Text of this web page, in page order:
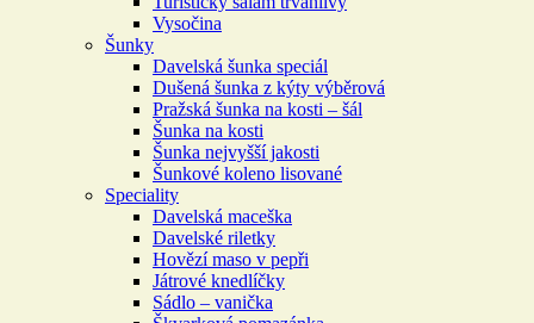
Vysočina
Šunky
Davelská šunka speciál
Dušená šunka z kýty výběrová
Pražská šunka na kosti – šál
Šunka na kosti
Šunka nejvyšší jakosti
Šunkové koleno lisované
Speciality
Davelská maceška
Davelské riletky
Hovězí maso v pepři
Játrové knedlíčky
Sádlo – vanička